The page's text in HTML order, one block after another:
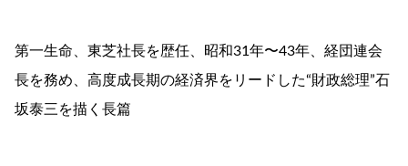
第一生命、東芝社長を歴任、昭和31年〜43年、経団連会
長を務め、高度成長期の経済界をリードした“財政総理”石
坂泰三を描く長篇